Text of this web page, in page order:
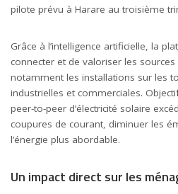
pilote prévu à Harare au troisième
Grâce à l’intelligence artificielle, la
connecter et de valoriser les
notamment les installations sur les
industrielles et commerciales.
peer-to-peer d’électricité solaire
coupures de courant, diminuer les
l’énergie plus abordable.
Un impact direct sur les